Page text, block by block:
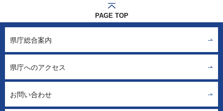
PAGE TOP
県庁総合案内
県庁へのアクセス
お問い合わせ